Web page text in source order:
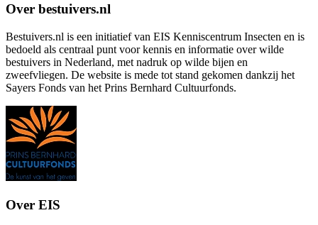
Over bestuivers.nl
Bestuivers.nl is een initiatief van EIS Kenniscentrum Insecten en is
bedoeld als centraal punt voor kennis en informatie over wilde
bestuivers in Nederland, met nadruk op wilde bijen en
zweefvliegen. De website is mede tot stand gekomen dankzij het
Sayers Fonds van het Prins Bernhard Cultuurfonds.
Over EIS